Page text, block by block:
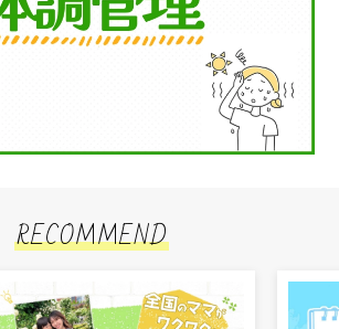
RECOMMEND